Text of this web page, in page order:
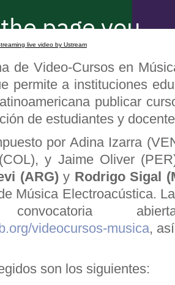
live video by Ustream
de Video-Cursos en
permite a instituciones
publicar
de estudiantes y
por Adina Izarra
y Jaime Oliver
(ARG)y Rodrigo Sigal
Música Electroacústica.
convocatoria
videocursos-musica,
son los siguientes: